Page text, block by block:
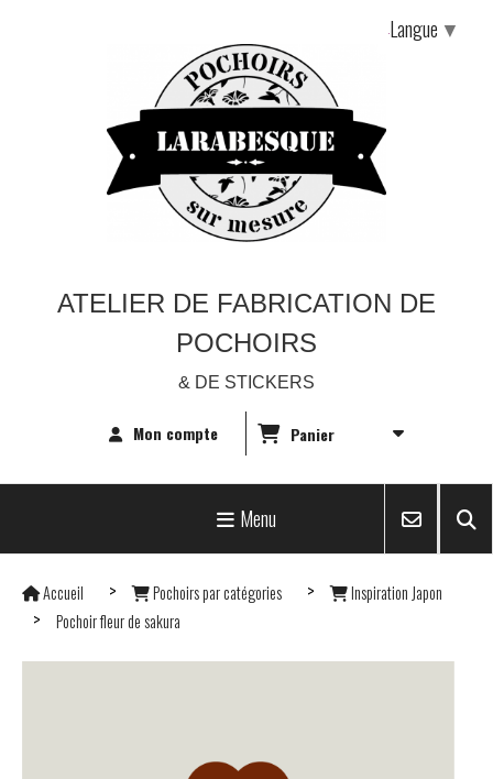
ATELIER DE FABRICATION DE
POCHOIRS
& DE STICKERS
Mon compte Panier
Menu
Accueil Pochoirs par catégories
Inspiration Japon
Pochoir fleur de sakura
Langue ▼